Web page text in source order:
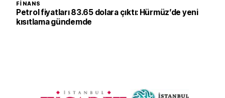
FINANS
Petrol fiyatları 83.65 dolara çıktı: Hürmüz’de yeni
kısıtlama gündemde